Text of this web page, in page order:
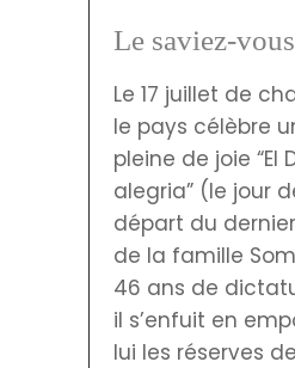
Le saviez-
Le 17 juillet de
le pays célèbre
pleine de joie “El
alegria” (le jour
départ du
de la famille
46 ans de
il s’enfuit en
lui les réserves